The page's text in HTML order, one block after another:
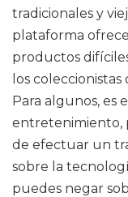
tradicionales y
plataforma
productos
los
Para algunos, es
entretenimiento,
de efectuar un
sobre la
puedes negar